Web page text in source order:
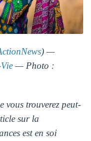
) —
— Photo :
vous trouverez peut-
sur la
est en soi